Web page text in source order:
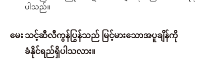
ပါသည်။
မေး သင့်ဆီလီကွန်ပြွန်သည် မြင့်မားသောအပူချိန်ကို
ခံနိုင်ရည်ရှိပါသလား။